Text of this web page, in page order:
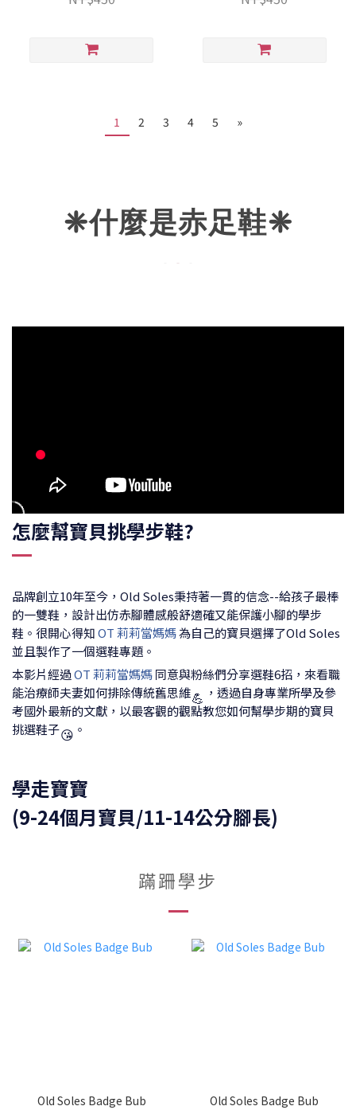
1 2 3 4 5 »
❈什麼是赤足鞋❈
怎麼幫寶貝挑學步鞋?
品牌創立10年至今，Old Soles秉持著一貫的信念--給孩子最棒
的一雙鞋，設計出仿赤腳體感般舒適確又能保護小腳的學步
鞋。很開心得知OT 莉莉當媽媽為自己的寶貝選擇了Old Soles
並且製作了一個選鞋專題。
本影片經過OT 莉莉當媽媽同意與粉絲們分享選鞋6招，來看職
能治療師夫妻如何排除傳統舊思維💪 ，透過自身專業所學及參
考國外最新的文獻，以最客觀的觀點教您如何幫學步期的寶貝
挑選鞋子😘 。
學走寶寶
(9-24個月寶貝/11-14公分腳長)
蹣跚學步
Old Soles Badge Bub Old Soles Badge Bub